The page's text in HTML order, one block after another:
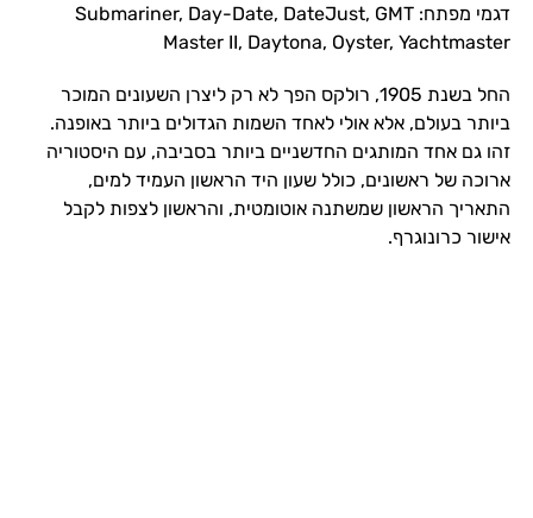
דגמי מפתח: Submariner, Day-Date, DateJust, GMT
Master II, Daytona, Oyster, Yachtmaster
החל בשנת 1905, רולקס הפך לא רק ליצרן השעונים המוכר
ביותר בעולם, אלא אולי לאחד השמות הגדולים ביותר באופנה.
זהו גם אחד המותגים החדשניים ביותר בסביבה, עם היסטוריה
ארוכה של ראשונים, כולל שעון היד הראשון העמיד למים,
התאריך הראשון שמשתנה אוטומטית, והראשון לצפות לקבל
אישור כרונוגרף.